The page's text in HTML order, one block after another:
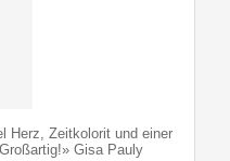
Herz, Zeitkolorit und einer
Gisa Pauly